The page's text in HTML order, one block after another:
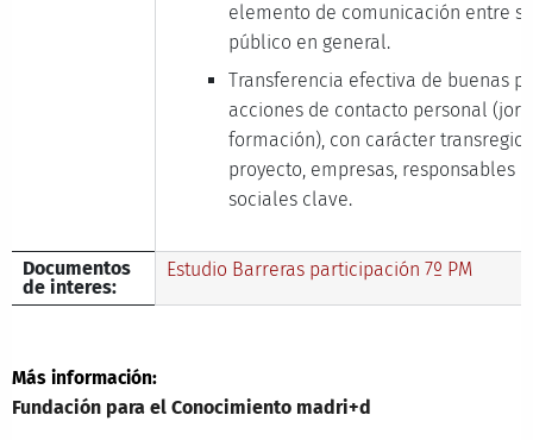
elemento de comunicación entre
público en general.
Transferencia efectiva de buenas
acciones de contacto personal
formación), con carácter
proyecto, empresas, responsables
sociales clave.
Documentos
de interes:
Estudio Barreras participación 7º PM
Más información:
Fundación para el Conocimiento madri+d